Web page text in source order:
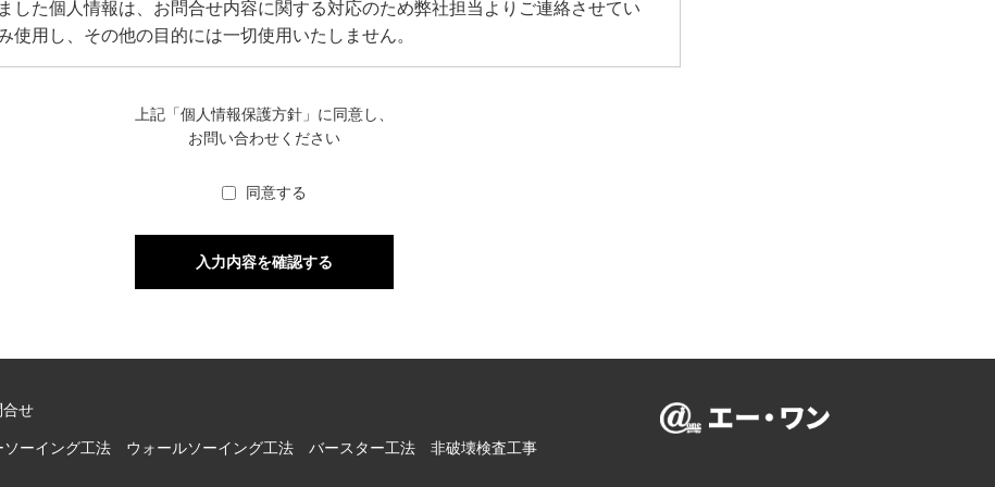
した個人情報は、お問合せ内容に関する対応のため弊社担当よりご連絡させてい
使用し、その他の目的には一切使用いたしません。
上記「個人情報保護方針」に同意し、
お問い合わせください
同意する
合せ
ソーイング工法 ウォールソーイング工法 バースター工法 非破壊検査工事